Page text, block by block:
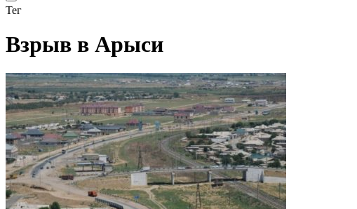
Тег
Взрыв в Арыси